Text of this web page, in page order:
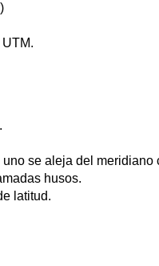
se aleja del meridiano
husos.
latitud.